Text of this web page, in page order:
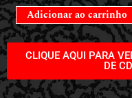
Adicionar ao carrinho
CLIQUE AQUI PARA
DE